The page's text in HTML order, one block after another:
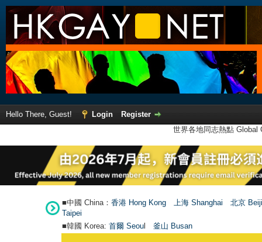
Hello There, Guest! Login
Register
世界各地同志熱點
■中國 China： 香港 Hong Kong 上海 Shanghai
北京
Taipei
■韓國 Korea: 首爾 Seoul 釜山 Busan